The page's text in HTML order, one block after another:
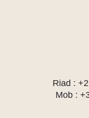
Riad :
Mob :